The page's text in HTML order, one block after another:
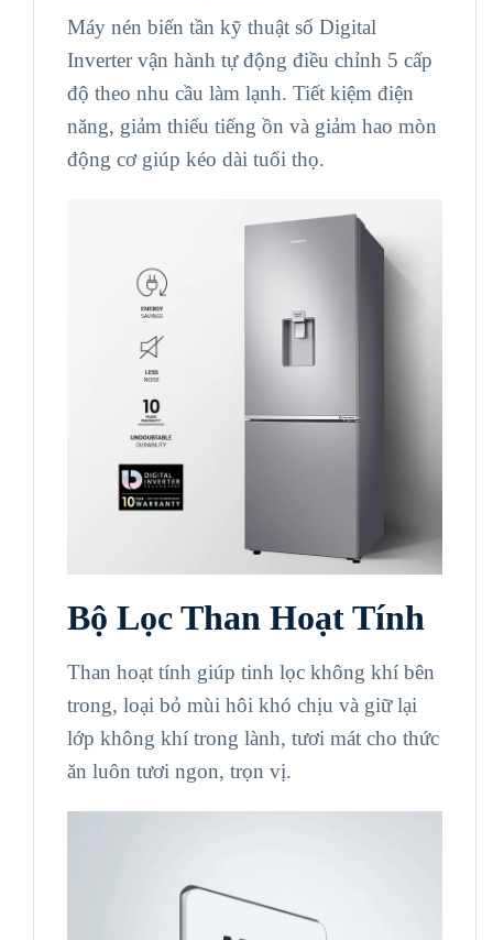
Máy nén biến tần kỹ thuật số Digital
Inverter vận hành tự động điều chỉnh 5 cấp
độ theo nhu cầu làm lạnh. Tiết kiệm điện
năng, giảm thiểu tiếng ồn và giảm hao mòn
động cơ giúp kéo dài tuổi thọ.
Bộ Lọc Than Hoạt Tính
Than hoạt tính giúp tinh lọc không khí bên
trong, loại bỏ mùi hôi khó chịu và giữ lại
lớp không khí trong lành, tươi mát cho thức
ăn luôn tươi ngon, trọn vị.